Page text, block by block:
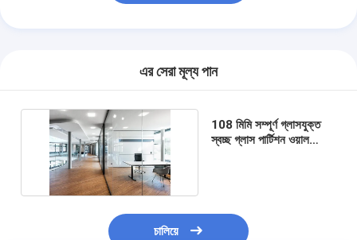
এর সেরা মূল্য পান
108 মিমি সম্পূর্ণ গ্লাসযুক্ত
স্বচ্ছ গ্লাস পার্টিশন ওয়াল
চালিয়ে